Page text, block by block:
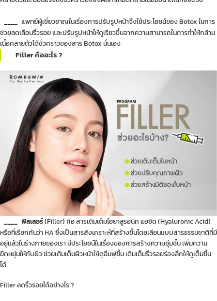
____ แพทย์ผู้เชี่ยวชาญในเรื่องการปรับรูปหน้าจึงใช้ประโยชน์ของ Botox ในการ
ช่วยลดเลือนริ้วรอย และปรับรูปหน้าให้ดูเรียวขึ้นจากความสามารถในการทำให้กล้าม
เนื้อคลายตัวได้ชั่วคราวของสาร Botox นั่นเอง
Filler คืออะไร ?
____ ฟิลเลอร์(Filler) คือ สารเติมเต็มไฮยาลูรอนิค แอซิด (Hyaluronic Acid)
หรือที่เรียกกันว่า HA ซึ่งเป็นสารสังเคราะห์ที่สร้างขึ้นโดยเลียนแบบสารธรรมชาติที่มี
อยู่แล้วในร่างกายของเรา มีประโยชน์ในเรื่องของการสร้างความชุ่มชื้น เพิ่มความ
ยืดหยุ่นให้กับผิว ช่วยเติมเต็มผิวหน้าให้ดูอิ่มฟูขึ้น เติมเต็มริ้วรอยร่องลึกให้ดูเต็มขึ้น
ได้
Filler ลดริ้วรอยได้อย่างไร ?